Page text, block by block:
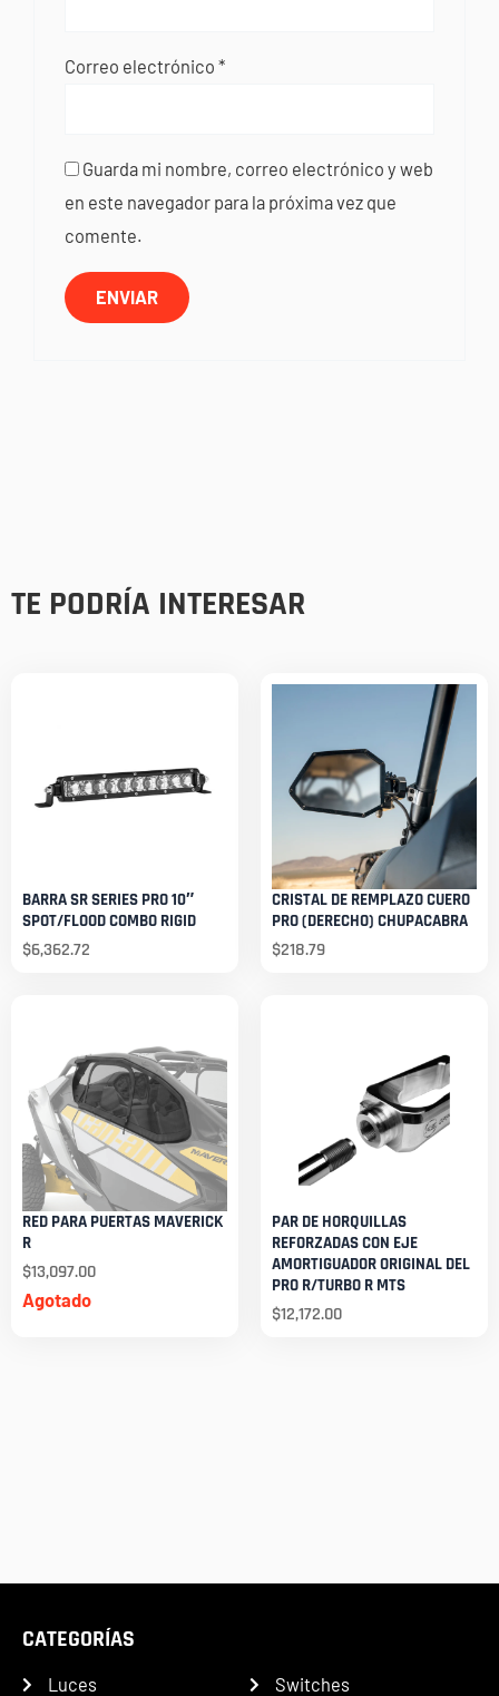
Correo electrónico*
Guarda mi nombre, correo electrónico y web
en este navegador para la próxima vez que
comente.
TE PODRÍA INTERESAR
BARRA SR SERIES PRO 10″
SPOT/FLOOD COMBO RIGID
$6,362.72
CRISTAL DE REMPLAZO CUERO
PRO (DERECHO) CHUPACABRA
$218.79
Agotado
RED PARA PUERTAS MAVERICK
R
$13,097.00
PAR DE HORQUILLAS
REFORZADAS CON EJE
AMORTIGUADOR ORIGINAL DEL
PRO R/TURBO R MTS
$12,172.00
CATEGORÍAS
Luces
Switches